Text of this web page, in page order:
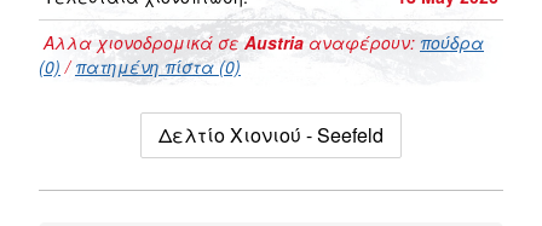
Αλλα χιονοδρομικά σεAustria αναφέρουν: πούδρα
(0) /πατημένη πίστα (0)
Δελτίο Χιονιού - Seefeld